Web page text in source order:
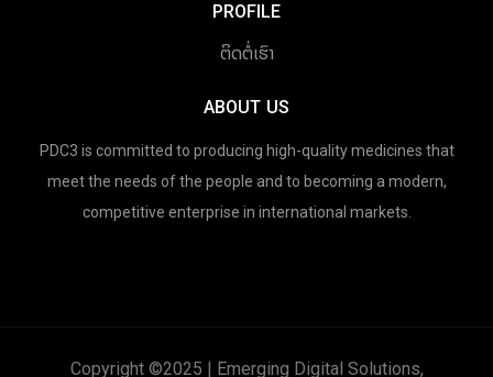
PROFILE
ຕິດຕໍ່ເຮົາ
ABOUT US
PDC3 is committed to producing high-quality medicines that
meet the needs of the people and to becoming a modern,
competitive enterprise in international markets.
Copyright ©2025 | Emerging Digital Solutions,